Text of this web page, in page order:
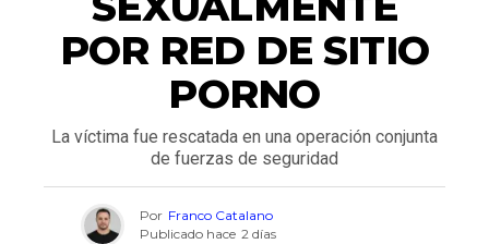
POR RED DE SITIO
PORNO
La víctima fue rescatada en una operación conjunta
de fuerzas de seguridad
Por Franco Catalano
Publicado hace 2 días